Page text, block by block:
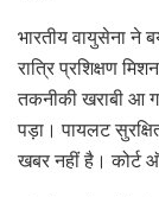
भारतीय वायुसेना ने
रात्रि प्रशिक्षण
तकनीकी खराबी आ
पड़ा। पायलट
खबर नहीं है। कोर्ट